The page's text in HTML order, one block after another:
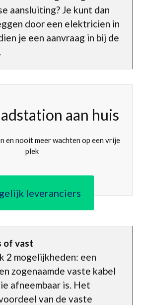
aansluiting? Je kunt dan
door een elektricien in
je een aanvraag in bij de
aan huis
en nooit meer wachten op een vrije
plek
leveranciers
of vast
2 mogelijkheden: een
zogenaamde vaste kabel
afneembaar is. Het
van de vaste